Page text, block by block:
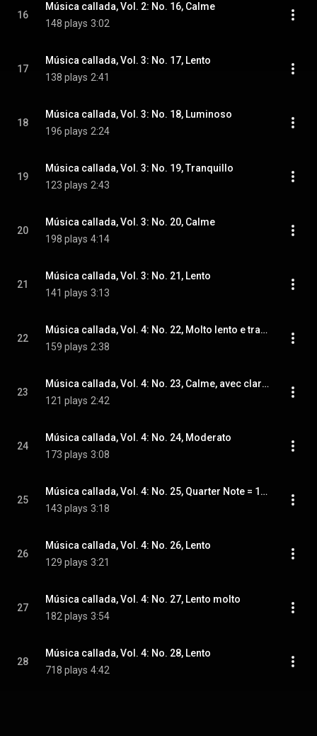
16
Música callada, Vol. 2: No. 16, Calme
148 plays 3:02
17
Música callada, Vol. 3: No. 17, Lento
138 plays 2:41
18
Música callada, Vol. 3: No. 18, Luminoso
196 plays 2:24
19
Música callada, Vol. 3: No. 19, Tranquillo
123 plays 2:43
20
Música callada, Vol. 3: No. 20, Calme
198 plays 4:14
21
Música callada, Vol. 3: No. 21, Lento
141 plays 3:13
22
Música callada, Vol. 4: No. 22, Molto lento e tranquillo
159 plays 2:38
23
Música callada, Vol. 4: No. 23, Calme, avec clarté
121 plays 2:42
24
Música callada, Vol. 4: No. 24, Moderato
173 plays 3:08
25
Música callada, Vol. 4: No. 25, Quarter Note = 100
143 plays 3:18
26
Música callada, Vol. 4: No. 26, Lento
129 plays 3:21
27
Música callada, Vol. 4: No. 27, Lento molto
182 plays 3:54
28
Música callada, Vol. 4: No. 28, Lento
718 plays 4:42